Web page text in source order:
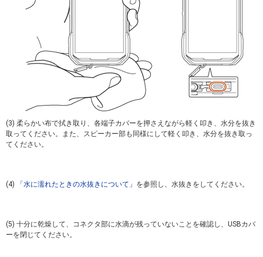
(3) 柔らかい布で拭き取り、各端子カバーを押さえながら軽く叩き、水分を抜き
取ってください。また、スピーカー部も同様にして軽く叩き、水分を抜き取っ
てください。
(4) 「水に濡れたときの水抜きについて」 を参照し、水抜きをしてください。
(5) 十分に乾燥して、コネクタ部に水滴が残っていないことを確認し、USBカバ
ーを閉じてください。